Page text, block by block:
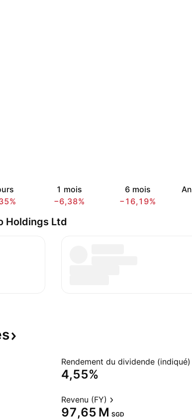
1 mois
−6,38%
6 mois
−16,19%
Holdings Ltd
Rendement du dividende (indiqué)
4,55%
Revenu (FY)
‪97,65 M‬ SGD